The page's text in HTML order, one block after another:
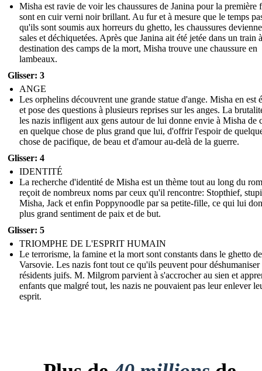
Misha est ravie de voir les chaussures de Janina pour la première
sont en cuir verni noir brillant. Au fur et à mesure que le temps
qu'ils sont soumis aux horreurs du ghetto, les chaussures
sales et déchiquetées. Après que Janina ait été jetée dans un train à
destination des camps de la mort, Misha trouve une chaussure en
lambeaux.
Glisser: 3
ANGE
Les orphelins découvrent une grande statue d'ange. Misha en est
et pose des questions à plusieurs reprises sur les anges. La
les nazis infligent aux gens autour de lui donne envie à Misha de
en quelque chose de plus grand que lui, d'offrir l'espoir de
chose de pacifique, de beau et d'amour au-delà de la guerre.
Glisser: 4
IDENTITÉ
La recherche d'identité de Misha est un thème tout au long du
reçoit de nombreux noms par ceux qu'il rencontre: Stopthief,
Misha, Jack et enfin Poppynoodle par sa petite-fille, ce qui lui
plus grand sentiment de paix et de but.
Glisser: 5
TRIOMPHE DE L'ESPRIT HUMAIN
Le terrorisme, la famine et la mort sont constants dans le ghetto de
Varsovie. Les nazis font tout ce qu'ils peuvent pour déshumaniser
résidents juifs. M. Milgrom parvient à s'accrocher au sien et
enfants que malgré tout, les nazis ne pouvaient pas leur enlever
esprit.